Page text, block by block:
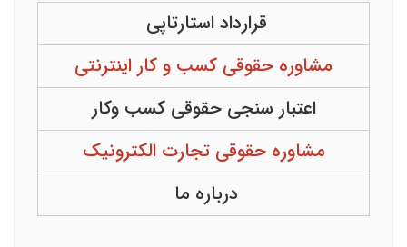
قرارداد استارتاپی
مشاوره حقوقی کسب و کار اینترنتی
اعتبار سنجی حقوقی کسب وکار
مشاوره حقوقی تجارت الکترونیک
درباره ما